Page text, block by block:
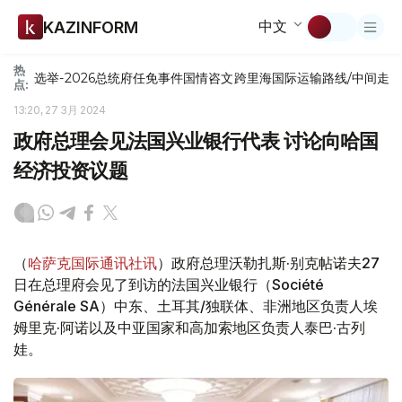
KAZINFORM 中文
热
点: 选举-2026总统府任免事件国情咨文跨里海国际运输路线/中间走廊
13:20, 27 3月 2024
政府总理会见法国兴业银行代表 讨论向哈国
经济投资议题
（哈萨克国际通讯社讯）政府总理沃勒扎斯·别克帖诺夫27
日在总理府会见了到访的法国兴业银行（Société
Générale SA）中东、土耳其/独联体、非洲地区负责人埃
姆里克·阿诺以及中亚国家和高加索地区负责人泰巴·古列
娃。